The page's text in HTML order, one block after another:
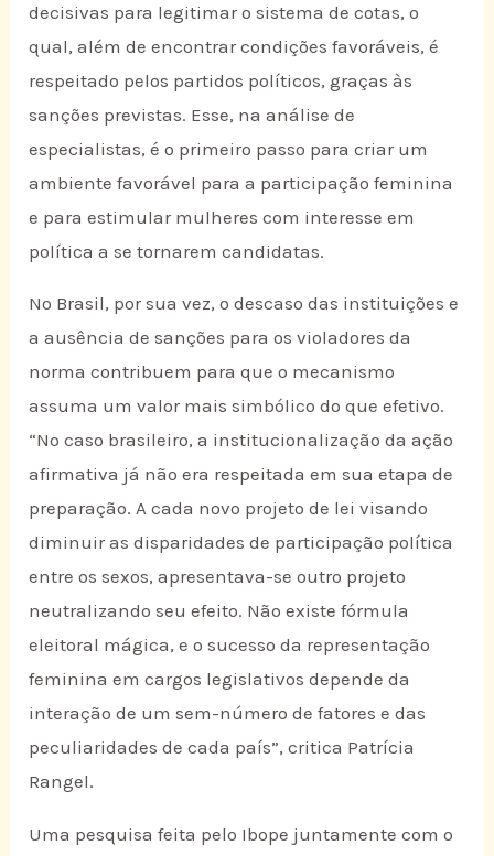
decisivas para legitimar o sistema de cotas, o
qual, além de encontrar condições favoráveis, é
respeitado pelos partidos políticos, graças às
sanções previstas. Esse, na análise de
especialistas, é o primeiro passo para criar um
ambiente favorável para a participação feminina
e para estimular mulheres com interesse em
política a se tornarem candidatas.
No Brasil, por sua vez, o descaso das instituições e
a ausência de sanções para os violadores da
norma contribuem para que o mecanismo
assuma um valor mais simbólico do que efetivo.
“No caso brasileiro, a institucionalização da ação
afirmativa já não era respeitada em sua etapa de
preparação. A cada novo projeto de lei visando
diminuir as disparidades de participação política
entre os sexos, apresentava-se outro projeto
neutralizando seu efeito. Não existe fórmula
eleitoral mágica, e o sucesso da representação
feminina em cargos legislativos depende da
interação de um sem-número de fatores e das
peculiaridades de cada país”, critica Patrícia
Rangel.
Uma pesquisa feita pelo Ibope juntamente com o